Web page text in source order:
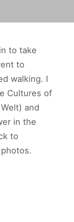
to take
to
walking. I
Cultures of
and
in the
to